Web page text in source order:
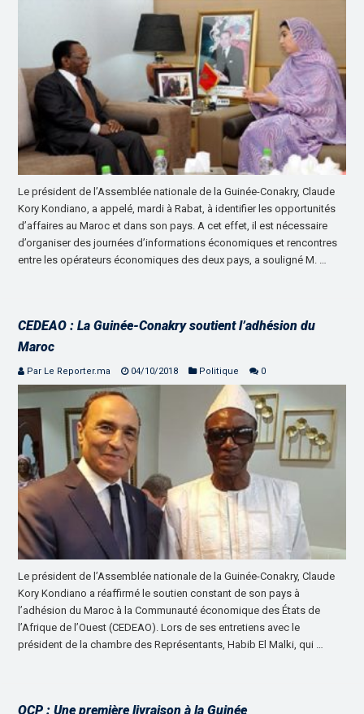
Le président de l’Assemblée nationale de la Guinée-Conakry, Claude
Kory Kondiano, a appelé, mardi à Rabat, à identifier les opportunités
d’affaires au Maroc et dans son pays. A cet effet, il est nécessaire
d’organiser des journées d’informations économiques et rencontres
entre les opérateurs économiques des deux pays, a souligné M. …
CEDEAO : La Guinée-Conakry soutient l’adhésion du
Maroc
Par Le Reporter.ma 04/10/2018 Politique 0
Le président de l’Assemblée nationale de la Guinée-Conakry, Claude
Kory Kondiano a réaffirmé le soutien constant de son pays à
l’adhésion du Maroc à la Communauté économique des États de
l’Afrique de l’Ouest (CEDEAO). Lors de ses entretiens avec le
président de la chambre des Représentants, Habib El Malki, qui …
OCP : Une première livraison à la Guinée